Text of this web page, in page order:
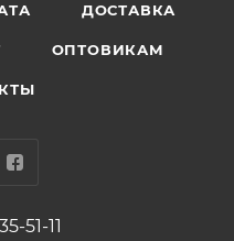
ДОСТАВКА
ОПТОВИКАМ
51-11